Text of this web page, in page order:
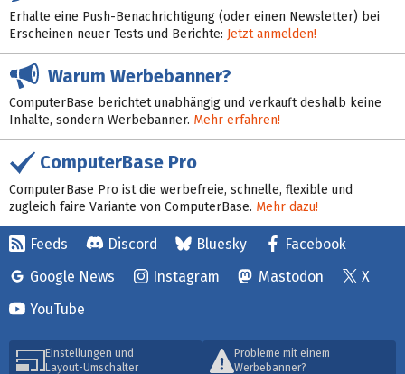
Erhalte eine Push-Benachrichtigung (oder einen Newsletter) bei
Erscheinen neuer Tests und Berichte: Jetzt anmelden!
Warum Werbebanner?
ComputerBase berichtet unabhängig und verkauft deshalb keine
Inhalte, sondern Werbebanner. Mehr erfahren!
ComputerBase Pro
ComputerBase Pro ist die werbefreie, schnelle, flexible und
zugleich faire Variante von ComputerBase. Mehr dazu!
Feeds Discord Bluesky
Facebook
Google News
Instagram Mastodon
X
YouTube
Einstellungen und
Layout-Umschalter
Probleme mit einem
Werbebanner?